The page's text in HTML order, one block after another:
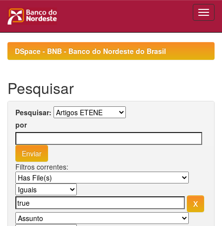
navigationDSpace - BNB - Banco do Nordeste do Brasil
Pesquisar
Pesquisar:
por
Filtros correntes: